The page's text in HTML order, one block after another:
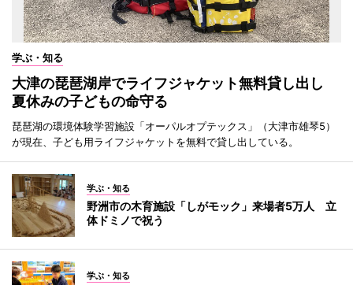
学ぶ・知る
大津の琵琶湖岸でライフジャケット無料貸し出し
夏休みの子どもの命守る
琵琶湖の環境体験学習施設「オーパルオプテックス」（大津市雄琴5）
が現在、子ども用ライフジャケットを無料で貸し出している。
学ぶ・知る
野洲市の木育施設「しがモック」来場者5万人 立
体ドミノで祝う
学ぶ・知る